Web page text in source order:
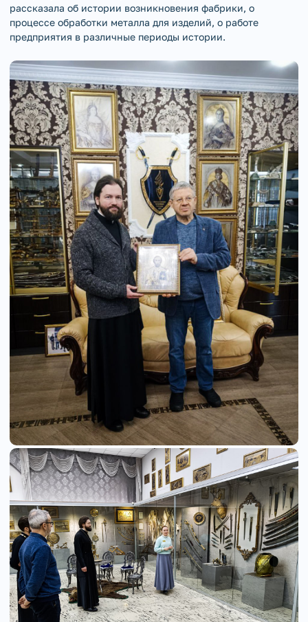
рассказала об истории возникновения фабрики, о
процессе обработки металла для изделий, о работе
предприятия в различные периоды истории.